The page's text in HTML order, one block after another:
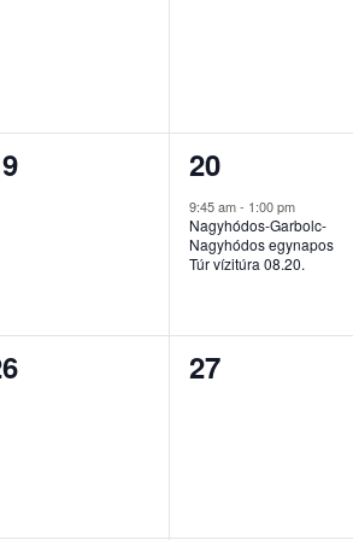
1
esemény,
20
9:45 am- 1:00 pm
Nagyhódos-Garbolc-
Nagyhódos egynapos
Túr vízitúra 08.20.
0
27